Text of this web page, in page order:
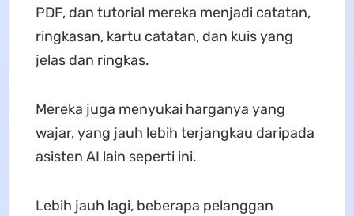
PDF, dan tutorial mereka menjadi catatan,
ringkasan, kartu catatan, dan kuis yang
jelas dan ringkas.
Mereka juga menyukai harganya yang
wajar, yang jauh lebih terjangkau daripada
asisten AI lain seperti ini.
Lebih jauh lagi, beberapa pelanggan